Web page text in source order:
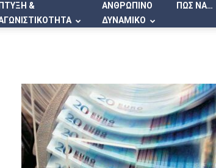
&
ΑΝΘΡΩΠΙΝΟ
ΔΥΝΑΜΙΚΟ
ΠΩΣ ΝΑ…